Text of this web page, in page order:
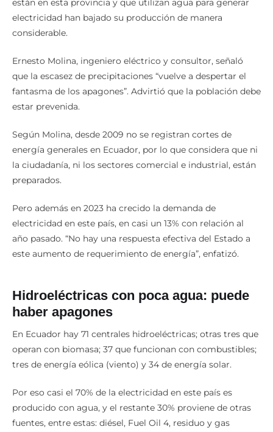
Debido a este prolongado estiaje las hidroeléctricas que
están en esta provincia y que utilizan agua para generar
electricidad han bajado su producción de manera
Ernesto Molina, ingeniero eléctrico y consultor, señaló
que la escasez de precipitaciones “vuelve a despertar el
fantasma de los apagones”. Advirtió que la población debe
Según Molina, desde 2009 no se registran cortes de
energía generales en Ecuador, por lo que considera que ni
la ciudadanía, ni los sectores comercial e industrial, están
Pero además en 2023 ha crecido la demanda de
electricidad en este país, en casi un 13% con relación al
año pasado. “No hay una respuesta efectiva del Estado a
Hidroeléctricas con poca agua: puede
haber apagones
En Ecuador hay 71 centrales hidroeléctricas; otras tres que
operan con biomasa; 37 que funcionan con combustibles;
Por eso casi el 70% de la electricidad en este país es
producido con agua, y el restante 30% proviene de otras